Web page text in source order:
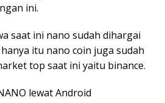
ini.
saat ini nano sudah dihargai
itu nano coin juga sudah
top saat ini yaitu binance.